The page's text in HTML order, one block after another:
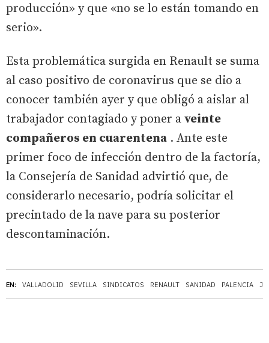
EN: VALLADOLID SEVILLA SINDICATOS RENAULT SANIDAD PALENCIA
producción» y que «no se lo están tomando en
serio».
Esta problemática surgida en Renault se suma
al caso positivo de coronavirus que se dio a
conocer también ayer y que obligó a aislar al
trabajador contagiado y poner a veinte
compañeros en cuarentena . Ante este
primer foco de infección dentro de la factoría,
la Consejería de Sanidad advirtió que, de
considerarlo necesario, podría solicitar el
precintado de la nave para su posterior
descontaminación.